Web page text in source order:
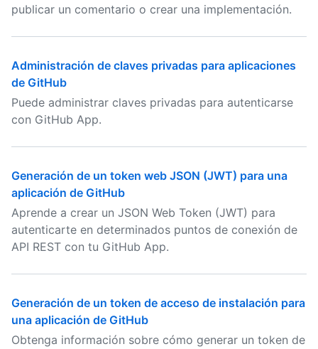
publicar un comentario o crear una implementación.
Administración de claves privadas para aplicaciones
de GitHub
Puede administrar claves privadas para autenticarse
con GitHub App.
Generación de un token web JSON (JWT) para una
aplicación de GitHub
Aprende a crear un JSON Web Token (JWT) para
autenticarte en determinados puntos de conexión de
API REST con tu GitHub App.
Generación de un token de acceso de instalación para
una aplicación de GitHub
Obtenga información sobre cómo generar un token de